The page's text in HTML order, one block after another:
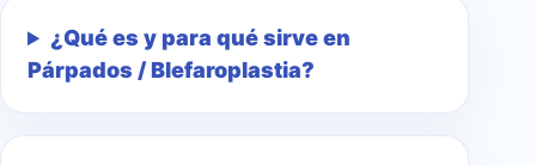
¿Qué es y para qué sirve en
Párpados / Blefaroplastia?